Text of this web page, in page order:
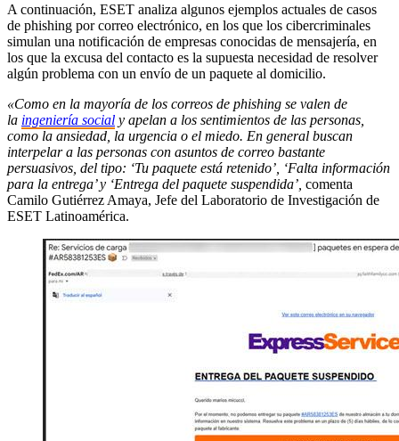
A continuación, ESET analiza algunos ejemplos actuales de casos
de phishing por correo electrónico, en los que los cibercriminales
simulan una notificación de empresas conocidas de mensajería, en
los que la excusa del contacto es la supuesta necesidad de resolver
algún problema con un envío de un paquete al domicilio.
«Como en la mayoría de los correos de phishing se valen de
la ingeniería social y apelan a los sentimientos de las personas,
como la ansiedad, la urgencia o el miedo. En general buscan
interpelar a las personas con asuntos de correo bastante
persuasivos, del tipo: ‘Tu paquete está retenido’, ‘Falta información
para la entrega’ y ‘Entrega del paquete suspendida’, comenta
Camilo Gutiérrez Amaya, Jefe del Laboratorio de Investigación de
ESET Latinoamérica.